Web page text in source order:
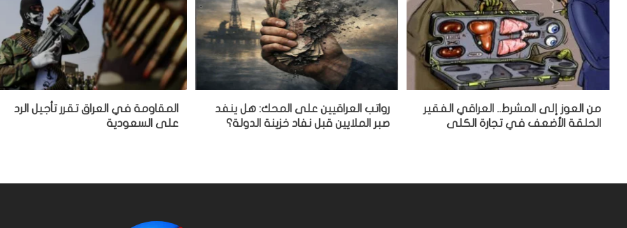
من العوز إلى المشرط.. العراقي الفقير
الحلقة الأضعف في تجارة الكلى
رواتب العراقيين على المحك: هل ينفد
صبر الملايين قبل نفاد خزينة الدولة؟
المقاومة في العراق تقرر تأجيل الرد
على السعودية